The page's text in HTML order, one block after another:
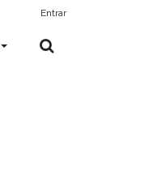
Entrar